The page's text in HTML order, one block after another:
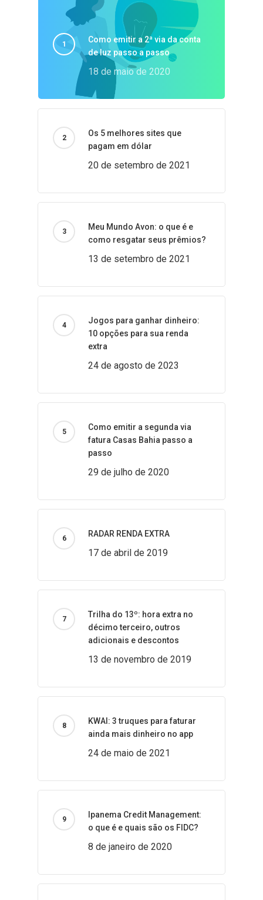
Como emitir a 2ª via da conta
de luz passo a passo
18 de maio de 2020
Os 5 melhores sites que
pagam em dólar
20 de setembro de 2021
Meu Mundo Avon: o que é e
como resgatar seus prêmios?
13 de setembro de 2021
Jogos para ganhar dinheiro:
10 opções para sua renda
extra
24 de agosto de 2023
Como emitir a segunda via
fatura Casas Bahia passo a
passo
29 de julho de 2020
RADAR RENDA EXTRA
17 de abril de 2019
Trilha do 13º: hora extra no
décimo terceiro, outros
adicionais e descontos
13 de novembro de 2019
KWAI: 3 truques para faturar
ainda mais dinheiro no app
24 de maio de 2021
Ipanema Credit Management:
o que é e quais são os FIDC?
8 de janeiro de 2020